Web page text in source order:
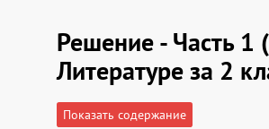
Решение - Часть
Литературе за 2
Показать содержание